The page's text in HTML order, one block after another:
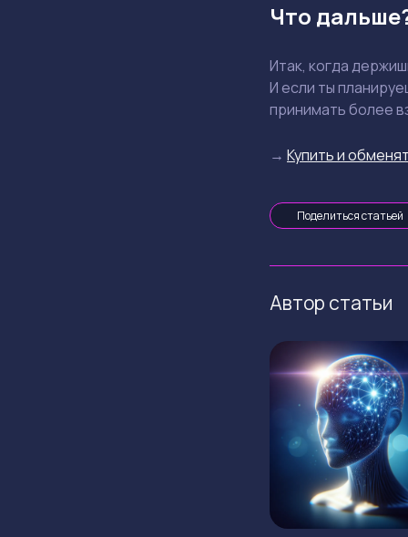
Что
Итак, когда
И если ты
принимать более
→ Купить и
Поделиться статьей
Автор статьи